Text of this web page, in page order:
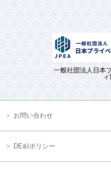
一般社団法人日本
お問い合わせ
DE&Iポリシー